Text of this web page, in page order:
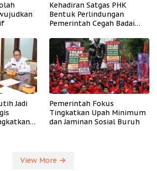
Kehadiran Satgas PHK
Bentuk Perlindungan
Pemerintah Cegah Badai
Jadi
Pemerintah Fokus
Tingkatkan Upah Minimum
dan Jaminan Sosial Buruh
View More